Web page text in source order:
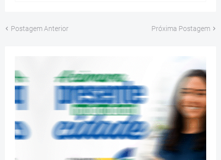
Postagem Anterior Próxima Postagem